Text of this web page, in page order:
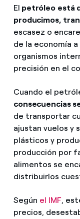
El petróleo está
producimos,
escasez o
de la economía
organismos
precisión en el
Cuando el
consecuencias
de transportar
ajustan vuelos y
plásticos y
producción por
alimentos se
distribuirlos
Según el IMF,
precios,